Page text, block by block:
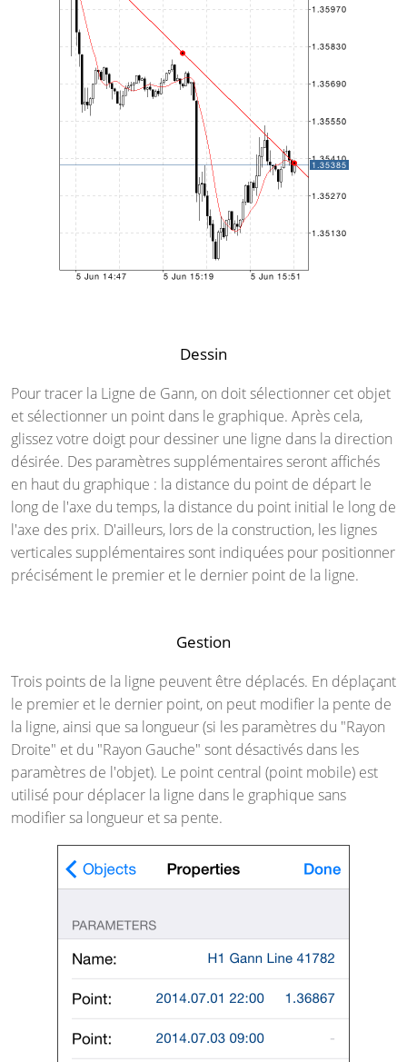
Dessin
Pour tracer la Ligne de Gann, on doit sélectionner cet objet
et sélectionner un point dans le graphique. Après cela,
glissez votre doigt pour dessiner une ligne dans la direction
désirée. Des paramètres supplémentaires seront affichés
en haut du graphique : la distance du point de départ le
long de l'axe du temps, la distance du point initial le long de
l'axe des prix. D'ailleurs, lors de la construction, les lignes
verticales supplémentaires sont indiquées pour positionner
précisément le premier et le dernier point de la ligne.
Gestion
Trois points de la ligne peuvent être déplacés. En déplaçant
le premier et le dernier point, on peut modifier la pente de
la ligne, ainsi que sa longueur (si les paramètres du "Rayon
Droite" et du "Rayon Gauche" sont désactivés dans les
paramètres de l'objet). Le point central (point mobile) est
utilisé pour déplacer la ligne dans le graphique sans
modifier sa longueur et sa pente.